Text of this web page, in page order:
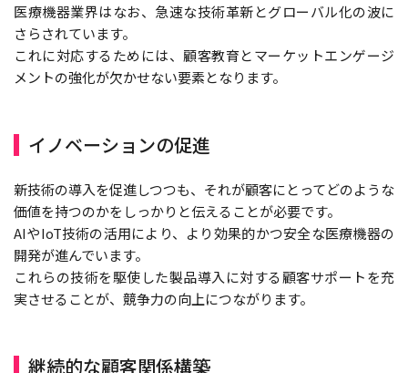
医療機器業界はなお、急速な技術革新とグローバル化の波に
さらされています。
これに対応するためには、顧客教育とマーケットエンゲージ
メントの強化が欠かせない要素となります。
イノベーションの促進
新技術の導入を促進しつつも、それが顧客にとってどのような
価値を持つのかをしっかりと伝えることが必要です。
AIやIoT技術の活用により、より効果的かつ安全な医療機器の
開発が進んでいます。
これらの技術を駆使した製品導入に対する顧客サポートを充
実させることが、競争力の向上につながります。
継続的な顧客関係構築